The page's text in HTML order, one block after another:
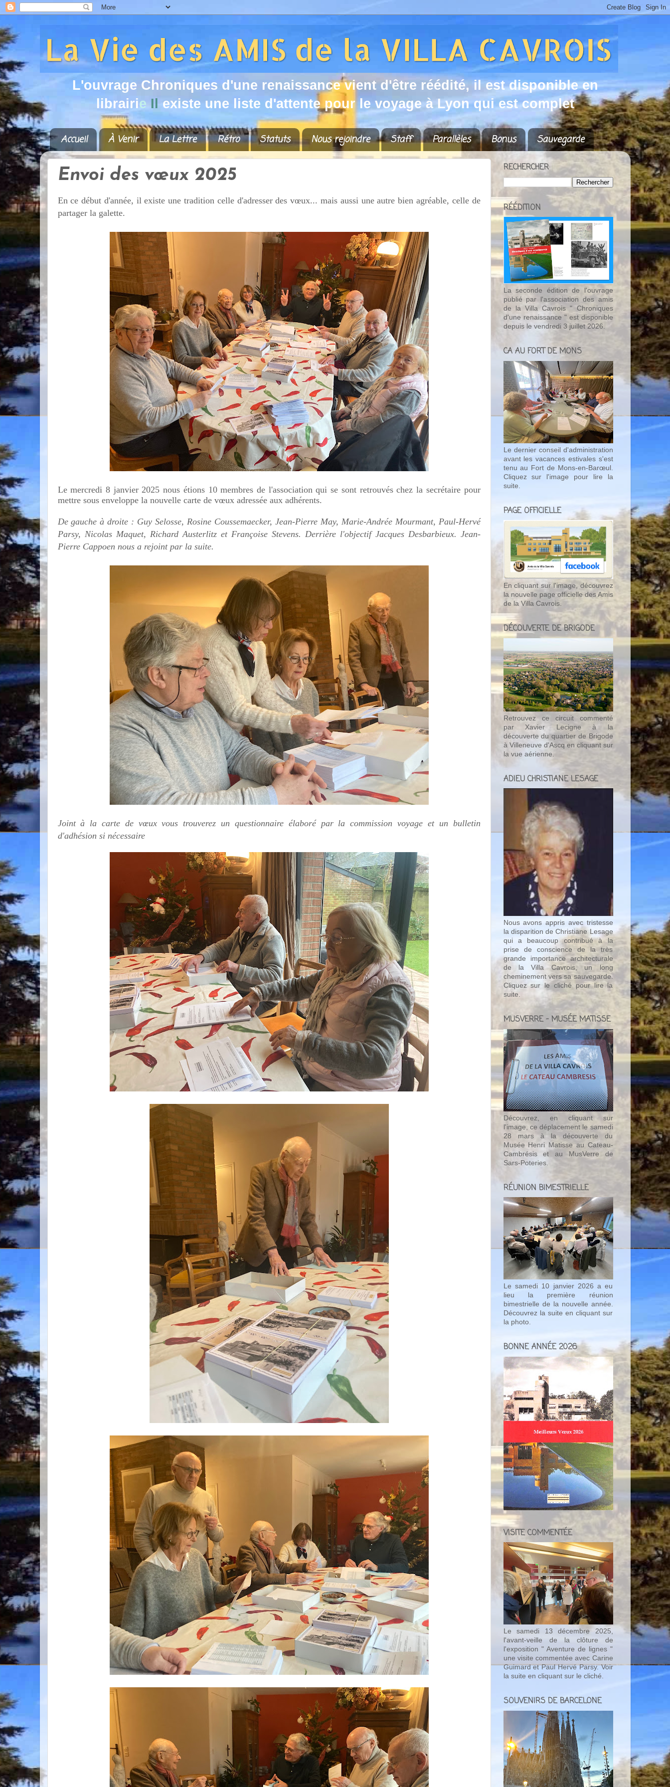
L'ouvrage C hroniques d 'une renaissance vient d'être rééd ité, il est disponible en
i brairie I existe une iste d 'attente pour e voyage à Lyon qui est complet
Accueil À Venir La Lettre Rétro Statuts Nous rejoindre Staff Parallèles Bonus Sauvegarde
Envoi des vœux 2025
En ce début d'année, il existe une tradition celle d'adresser des vœux... mais aussi une autre bien agréable, celle de
partager la galette.
Le mercredi 8 janvier 2025 nous étions 10 membres de l'association qui se sont retrouvés chez la secrétaire pour
mettre sous enveloppe la nouvelle carte de vœux adressée aux adhérents.
De gauche à droite : Guy Selosse, Rosine Coussemaecker, Jean-Pierre May, Marie-Andrée Mourmant, Paul-Hervé
Parsy, Nicolas Maquet, Richard Austerlitz et Françoise Stevens. Derrière l'objectif Jacques Desbarbieux. Jean-
Pierre Cappoen nous a rejoint par la suite.
Joint à la carte de vœux vous trouverez un questionnaire élaboré par la commission voyage et un bulletin
d'adhésion si nécessaire
RECHERCHER
RÉÉDITION
La seconde édition de l'ouvrage
publié par l'association des amis
de la Villa Cavrois " Chroniques
d'une renaissance " est disponible
depuis le vendredi 3 juillet 2026.
CA AU FORT DE MONS
Le dernier conseil d'administration
avant les vacances estivales s'est
tenu au Fort de Mons-en-Barœul.
Cliquez sur l'image pour lire la
suite.
PAGE OFFICIELLE
En cliquant sur l'image, découvrez
la nouvelle page officielle des Amis
de la Villa Cavrois.
DÉCOUVERTE DE BRIGODE
Retrouvez ce circuit commenté
par Xavier Lecigne à la
découverte du quartier de Brigode
à Villeneuve d'Ascq en cliquant sur
la vue aérienne.
ADIEU CHRISTIANE LESAGE
Nous avons appris avec tristesse
la disparition de Christiane Lesage
qui a beaucoup contribué à la
prise de conscience de la très
grande importance architecturale
de la Villa Cavrois, un long
cheminement vers sa sauvegarde.
Cliquez sur le cliché pour lire la
suite.
MUSVERRE - MUSÉE MATISSE
Découvrez, en cliquant sur
l'image, ce déplacement le samedi
28 mars à la découverte du
Musée Henri Matisse au Cateau-
Cambrésis et au MusVerre de
Sars-Poteries.
RÉUNION BIMESTRIELLE
Le samedi 10 janvier 2026 a eu
lieu la première réunion
bimestrielle de la nouvelle année.
Découvrez la suite en cliquant sur
la photo.
BONNE ANNÉE 2026
VISITE COMMENTÉE
Le samedi 13 décembre 2025,
l'avant-veille de la clôture de
l'exposition " Aventure de lignes "
une visite commentée avec Carine
Guimard et Paul Hervé Parsy. Voir
la suite en cliquant sur le cliché.
SOUVENIRS DE BARCELONE